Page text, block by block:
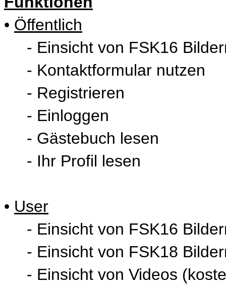
• Öffentlich
- Einsicht von FSK16
- Kontaktformular nutzen
- Registrieren
- Einloggen
- Gästebuch lesen
- Ihr Profil lesen
• User
- Einsicht von FSK16
- Einsicht von FSK18
- Einsicht von Videos